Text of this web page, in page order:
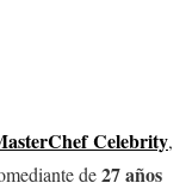
Celebrity,
de27 años